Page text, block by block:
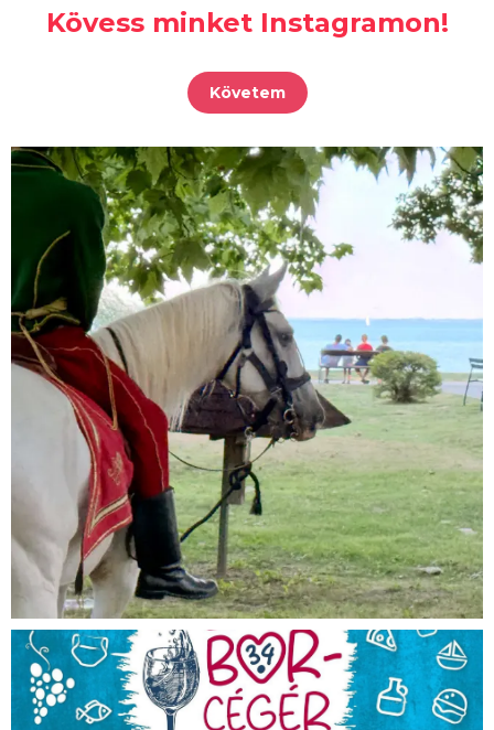
Kövess minket Instagramon!
Követem